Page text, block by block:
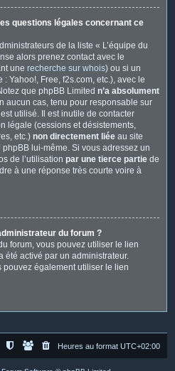
questions légales concernant ce
de la liste « L’équipe du
alors prenez contact avec le
une recherche sur whois) ou si un
Yahoo!, Free, f2s.com, etc.), avec le
que phpBB Limited n’a absolument
aucun cas, tenu pour responsable sur
utilisé. Il est inutile de contacter
légale (cessions et désistements,
etc.) non directement liée au site
lui-même. Si vous adressez un
de l’utilisation par une tierce partie de
à une réponse très courte voire à
du forum ?
forum, vous pouvez utiliser le lien
été activé par un administrateur.
pouvez également utiliser le lien
Heures au format UTC+02:00